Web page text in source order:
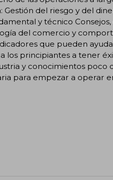
del riesgo y del
y técnico
del comercio y
que pueden
los principiantes a tener
y conocimientos poco
para empezar a operar